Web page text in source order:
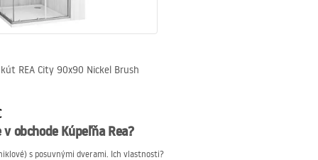
REA City 90x90 Nickel Brush
obchode Kúpeľňa Rea?
s posuvnými dverami. Ich vlastnosti?